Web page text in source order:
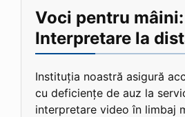
Voci pentru mâini:
Interpretare la
Instituția noastră asigură
cu deficiențe de auz la
interpretare video în limbaj